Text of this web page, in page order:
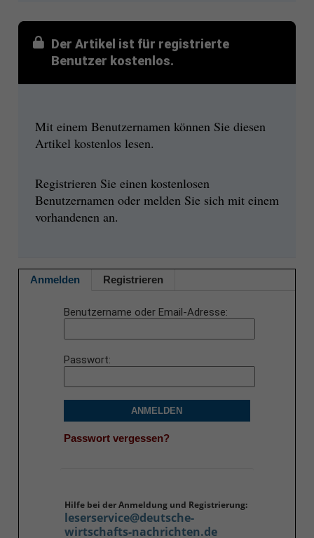
Der Artikel ist für registrierte
Benutzer kostenlos.
Mit einem Benutzernamen können Sie diesen
Artikel kostenlos lesen.
Registrieren Sie einen kostenlosen
Benutzernamen oder melden Sie sich mit einem
vorhandenen an.
Anmelden Registrieren
Benutzername oder Email-Adresse
Passwort
ANMELDEN
Passwort vergessen?
Hilfe bei der Anmeldung und Registrierung:
leserservice@deutsche-
wirtschafts-nachrichten.de